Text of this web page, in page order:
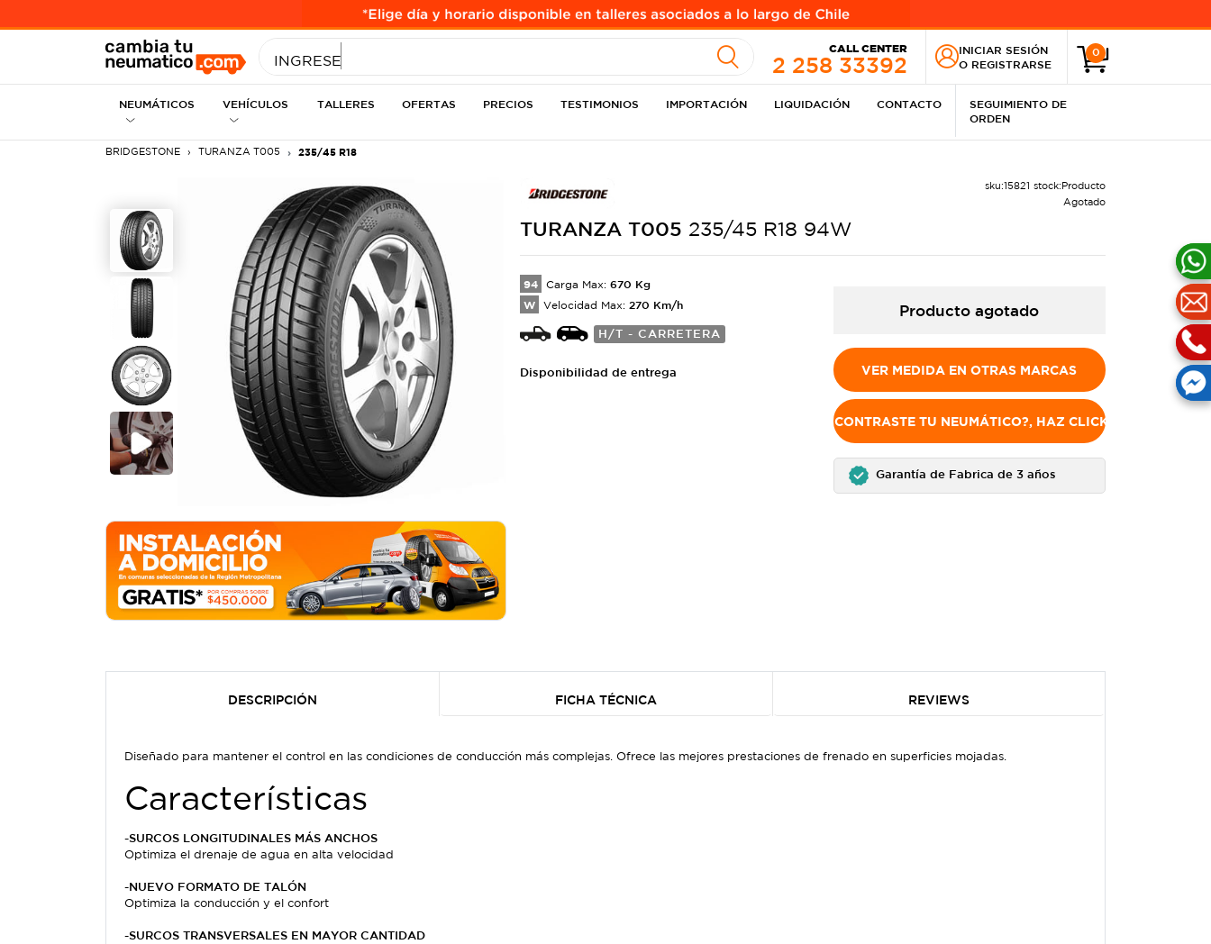
INGRESE MEDIDA
CALL CENTER
2 258 33392
INICIAR SESIÓN
O REGISTRARSE
0
NEUMÁTICOS VEHÍCULOS TALLERES OFERTAS PRECIOS TESTIMONIOS IMPORTACIÓN LIQUIDACIÓN CONTACTO
SEGUIMIENTO DE
ORDEN
BRIDGESTONE TURANZA T005 235/45 R18
sku:15821 stock:Producto
Agotado
TURANZA T005 235/45 R18 94W
94 Carga Max: 670 Kg
W Velocidad Max: 270 Km/h
H/T - CARRETERA
Disponibilidad de entrega
Producto agotado
VER MEDIDA EN OTRAS MARCAS
NO ENCONTRASTE TU NEUMÁTICO?, HAZ CLICK AQUÍ
Garantía de Fabrica de 3 años
DESCRIPCIÓN FICHA TÉCNICA REVIEWS
Diseñado para mantener el control en las condiciones de conducción más complejas. Ofrece las mejores prestaciones de frenado en superficies mojadas.
Características
-SURCOS LONGITUDINALES MÁS ANCHOS
Optimiza el drenaje de agua en alta velocidad
-NUEVO FORMATO DE TALÓN
Optimiza la conducción y el confort
-SURCOS TRANSVERSALES EN MAYOR CANTIDAD